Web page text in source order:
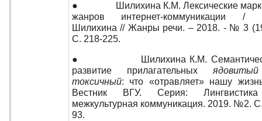
● Шилихина К.М. Лексические
жанров интернет-коммуникации /
Шилихина // Жанры речи. – 2018. - № 3
С. 218-225.
● Шилихина К.М.
развитие прилагательных ядовитый
токсичный: что «отравляет» нашу
Вестник ВГУ. Серия:
межкультурная коммуникация. 2019. №2.
93.